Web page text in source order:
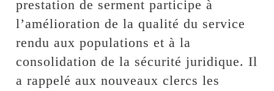
prestation de serment participe à
l’amélioration de la qualité du service
rendu aux populations et à la
consolidation de la sécurité juridique. Il
a rappelé aux nouveaux clercs les